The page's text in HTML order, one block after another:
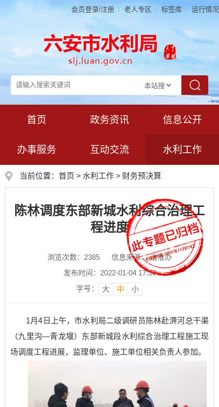
会员登录/注册 老人专区 标签库 运行情况
首页 政务资讯 信息公开
办事服务 互动交流 水利工作
当前位置： 首页 > 水利工作 > 财务预决算
陈林调度东部新城水利综合治理工
程进度
浏览次数： 2385
信息来源： 治淮办
发布时间：2022-01-04 17:36
字号：
大 中 小
1月4日上午，市水利局二级调研员陈林赴淠河总干渠
（九里沟—青龙堰）东部新城段水利综合治理工程施工现
场调度工程进展，监理单位、施工单位相关负责人参加。